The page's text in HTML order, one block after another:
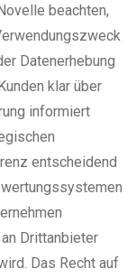
beachten,
Datenerhebung
klar über
informiert
entscheidend
Drittanbieter
Das Recht auf